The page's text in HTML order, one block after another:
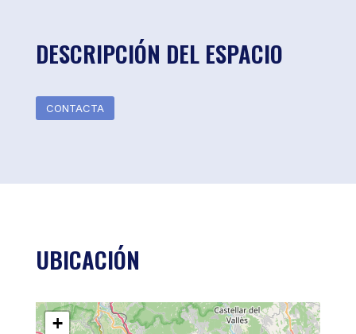
DESCRIPCIÓN DEL ESPACIO
CONTACTA
UBICACIÓN
+